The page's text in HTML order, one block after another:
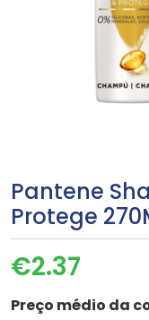
Pantene
Protege
€2.37
Preço médio da